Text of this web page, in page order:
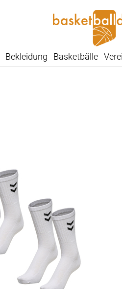
Bekleidung Basketbälle